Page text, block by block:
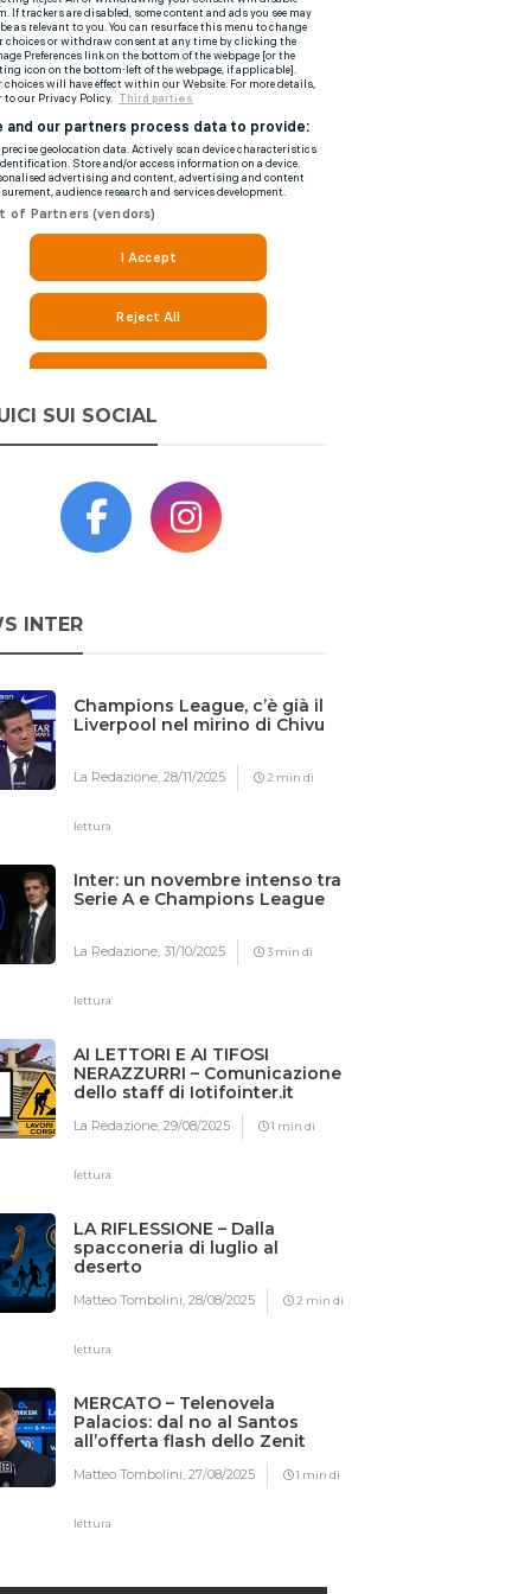
SUI SOCIAL
INTER
Champions League, c’è già il
Liverpool nel mirino di Chivu
La Redazione,28/11/2025 2 min di
lettura
Inter: un novembre intenso tra
Serie A e Champions League
La Redazione,31/10/2025 3 min di
lettura
AI LETTORI E AI TIFOSI
NERAZZURRI – Comunicazione
dello staff di Iotifointer.it
La Redazione,29/08/2025 1 min di
lettura
LA RIFLESSIONE – Dalla
spacconeria di luglio al
deserto
Matteo Tombolini,28/08/2025 2 min di
lettura
MERCATO – Telenovela
Palacios: dal no al Santos
all’offerta flash dello Zenit
Matteo Tombolini,27/08/2025 1 min di
lettura